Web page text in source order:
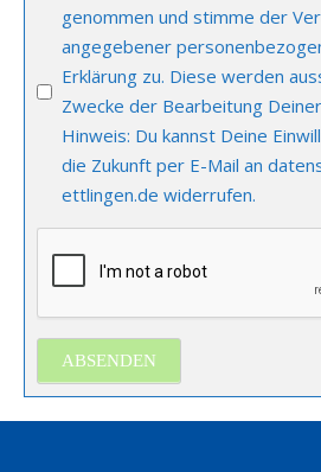
genommen und stimme der
angegebener
Erklärung zu. Diese werden
Zwecke der Bearbeitung
Hinweis: Du kannst Deine
die Zukunft per E-Mail an
ettlingen.de widerrufen.
ABSENDEN